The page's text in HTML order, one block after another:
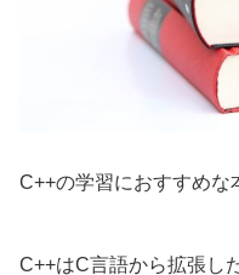
C++の学習におすすめな
C++はC言語から拡張し